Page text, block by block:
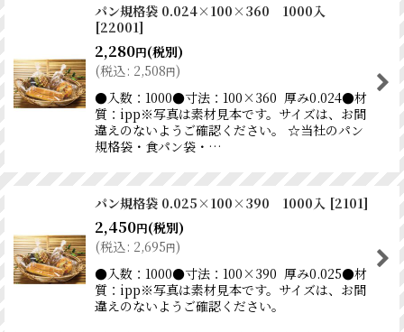
パン規格袋 0.024×100×360 1000入
[22001]
2,280円(税別)
(税込: 2,508円)
●入数：1000●寸法：100×360 厚み0.024●材
質：ipp※写真は素材見本です。サイズは、お間
違えのないようご確認ください。 ☆当社のパン
規格袋・食パン袋・…
パン規格袋 0.025×100×390 1000入 [2101]
2,450円(税別)
(税込: 2,695円)
●入数：1000●寸法：100×390 厚み0.025●材
質：ipp※写真は素材見本です。サイズは、お間
違えのないようご確認ください。